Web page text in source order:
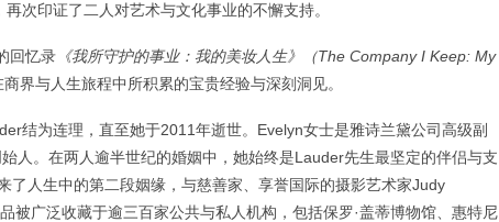
次印证了二人对艺术与文化事业的不懈支持。
回忆录 《我所守护的事业：我的美妆人生》（The Company I Keep: My
商界与人生旅程中所积累的宝贵经验与深刻洞见。
结为连理，直至她于2011年逝世。Evelyn女士是雅诗兰黛公司高级副
人。在两人逾半世纪的婚姻中，她始终是Lauder先生最坚定的伴侣与支
了人生中的第二段姻缘，与慈善家、享誉国际的摄影艺术家Judy
被广泛收藏于逾三百家公共与私人机构，包括保罗·盖蒂博物馆、惠特尼